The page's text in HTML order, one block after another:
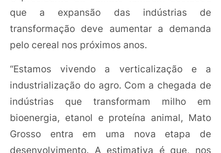
que a expansão das indústrias de
transformação deve aumentar a demanda
pelo cereal nos próximos anos.
“Estamos vivendo a verticalização e a
industrialização do agro. Com a chegada de
indústrias que transformam milho em
bioenergia, etanol e proteína animal, Mato
Grosso entra em uma nova etapa de
desenvolvimento. A estimativa é que, nos